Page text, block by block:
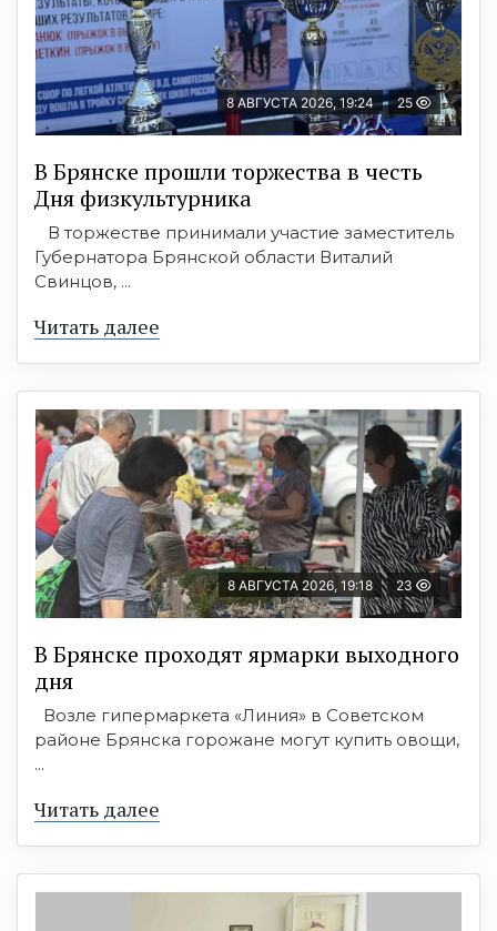
8 АВГУСТА 2026, 19:24 25
В Брянске прошли торжества в честь
Дня физкультурника
В торжестве принимали участие заместитель
Губернатора Брянской области Виталий
Свинцов, ...
Читать далее
8 АВГУСТА 2026, 19:18 23
В Брянске проходят ярмарки выходного
дня
Возле гипермаркета «Линия» в Советском
районе Брянска горожане могут купить овощи,
...
Читать далее